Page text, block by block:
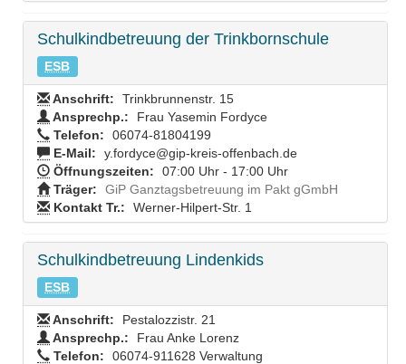
Schulkindbetreuung der Trinkbornschule
ESB
Anschrift:
Trinkbrunnenstr. 15
Ansprechp.:
Frau Yasemin Fordyce
Telefon:
06074-81804199
E-Mail:
y.fordyce@gip-kreis-offenbach.de
Öffnungszeiten:
07:00 Uhr - 17:00 Uhr
Träger:
GiP Ganztagsbetreuung im Pakt gGmbH
Kontakt Tr.:
Werner-Hilpert-Str. 1
Schulkindbetreuung Lindenkids
ESB
Anschrift:
Pestalozzistr. 21
Ansprechp.:
Frau Anke Lorenz
Telefon:
06074-911628 Verwaltung